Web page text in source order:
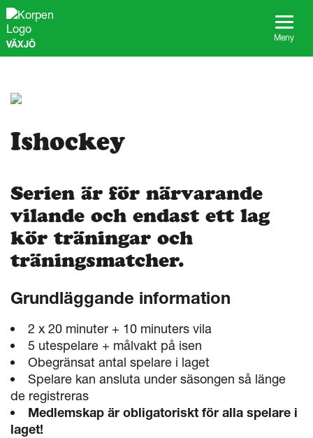
G
VÄXJÖ
Meny
Ishockey
Serien är för närvarande
vilande och endast ett lag
kör träningar och
träningsmatcher.
Grundläggande information
2 x 20 minuter + 10 minuters vila
5 utespelare + målvakt på isen
Obegränsat antal spelare i laget
Spelare kan ansluta under säsongen så länge
de registreras
Medlemskap är obligatoriskt för alla spelare i
laget!